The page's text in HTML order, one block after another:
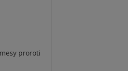
proroti